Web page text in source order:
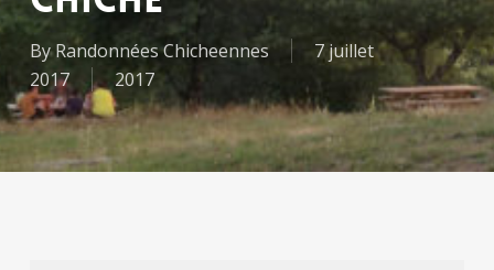
By Randonnées Chicheennes
7 juillet
2017
2017